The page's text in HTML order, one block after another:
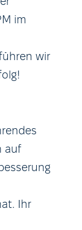
im
wir
auf
Ihr